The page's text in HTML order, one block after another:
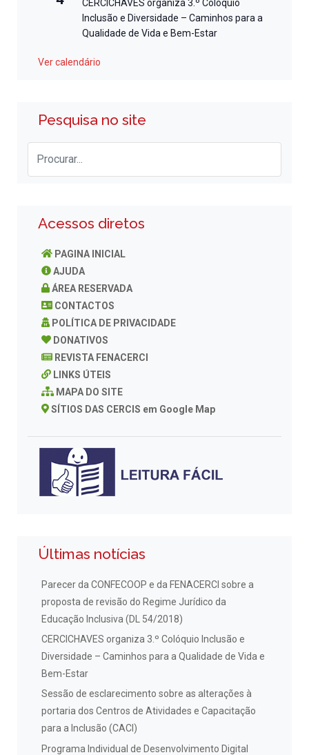
CERCICHAVES organiza 3.º Colóquio
Inclusão e Diversidade – Caminhos para a
Qualidade de Vida e Bem-Estar
Ver calendário
Pesquisa no site
Acessos diretos
PAGINA INICIAL
AJUDA
ÁREA RESERVADA
CONTACTOS
POLÍTICA DE PRIVACIDADE
DONATIVOS
REVISTA FENACERCI
LINKS ÚTEIS
MAPA DO SITE
SÍTIOS DAS CERCIS em Google Map
Últimas notícias
Parecer da CONFECOOP e da FENACERCI sobre a
proposta de revisão do Regime Jurídico da
Educação Inclusiva (DL 54/2018)
CERCICHAVES organiza 3.º Colóquio Inclusão e
Diversidade – Caminhos para a Qualidade de Vida e
Bem-Estar
Sessão de esclarecimento sobre as alterações à
portaria dos Centros de Atividades e Capacitação
para a Inclusão (CACI)
Programa Individual de Desenvolvimento Digital